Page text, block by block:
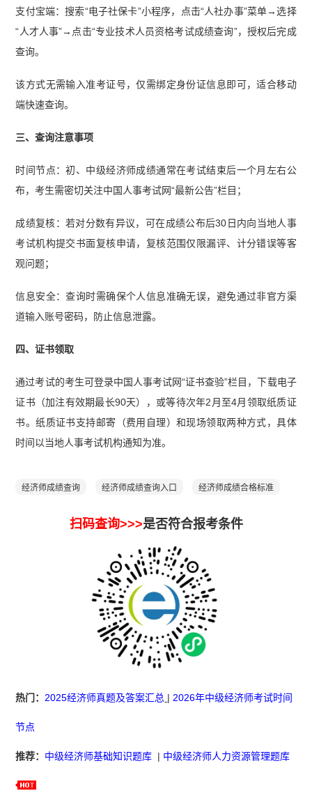
支付宝端：搜索“电子社保卡”小程序，点击“人社办事”菜单→选择
“人才人事”→点击“专业技术人员资格考试成绩查询”，授权后完成
查询。
该方式无需输入准考证号，仅需绑定身份证信息即可，适合移动
端快速查询。
三、查询注意事项
时间节点：初、中级经济师成绩通常在考试结束后一个月左右公
布，考生需密切关注中国人事考试网“最新公告”栏目；
成绩复核：若对分数有异议，可在成绩公布后30日内向当地人事
考试机构提交书面复核申请，复核范围仅限漏评、计分错误等客
观问题；
信息安全：查询时需确保个人信息准确无误，避免通过非官方渠
道输入账号密码，防止信息泄露。
四、证书领取
通过考试的考生可登录中国人事考试网“证书查验”栏目，下载电子
证书（加注有效期最长90天），或等待次年2月至4月领取纸质证
书。纸质证书支持邮寄（费用自理）和现场领取两种方式，具体
时间以当地人事考试机构通知为准。
经济师成绩查询 经济师成绩查询入口 经济师成绩合格标准
扫码查询>>>是否符合报考条件
热门： 2025经济师真题及答案汇总 | 2026年中级经济师考试时间
节点
推荐： 中级经济师基础知识题库 | 中级经济师人力资源管理题库